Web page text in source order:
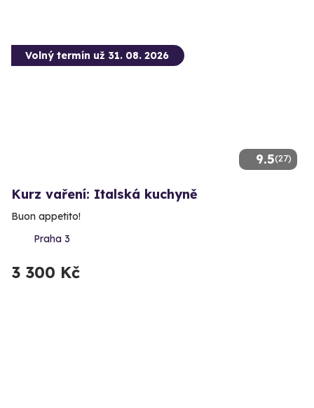
9.5(27)
Volný termín už 31. 08. 2026
Kurz vaření: Italská kuchyně
Buon appetito!
Praha 3
3 300 Kč